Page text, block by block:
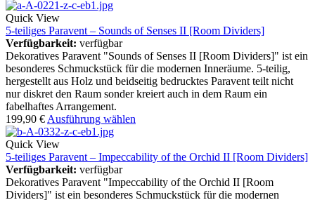
Quick View
5-teiliges Paravent – Sounds of Senses II [Room Dividers]
Verfügbarkeit: verfügbar
Dekoratives Paravent "Sounds of Senses II [Room Dividers]" ist ein
besonderes Schmuckstück für die modernen Inneräume. 5-teilig,
hergestellt aus Holz und beidseitig bedrucktes Paravent teilt nicht
nur diskret den Raum sonder kreiert auch in dem Raum ein
fabelhaftes Arrangement.
199,90 € Ausführung wählen
Quick View
5-teiliges Paravent – Impeccability of the Orchid II [Room Dividers]
Verfügbarkeit: verfügbar
Dekoratives Paravent "Impeccability of the Orchid II [Room
Dividers]" ist ein besonderes Schmuckstück für die modernen